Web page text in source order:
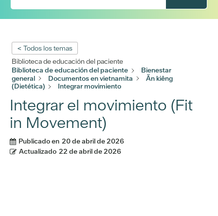
< Todos los temas
Biblioteca de educación del paciente
Biblioteca de educación del paciente
Bienestar
general
Documentos en vietnamita
Ăn kiêng
(Dietética)
Integrar movimiento
Integrar el movimiento (Fit
in Movement)
Publicado en 20 de abril de 2026
Actualizado 22 de abril de 2026